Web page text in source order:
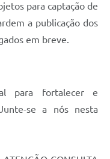
para captação de
a publicação dos
em breve.
para fortalecer e
se a nós nesta